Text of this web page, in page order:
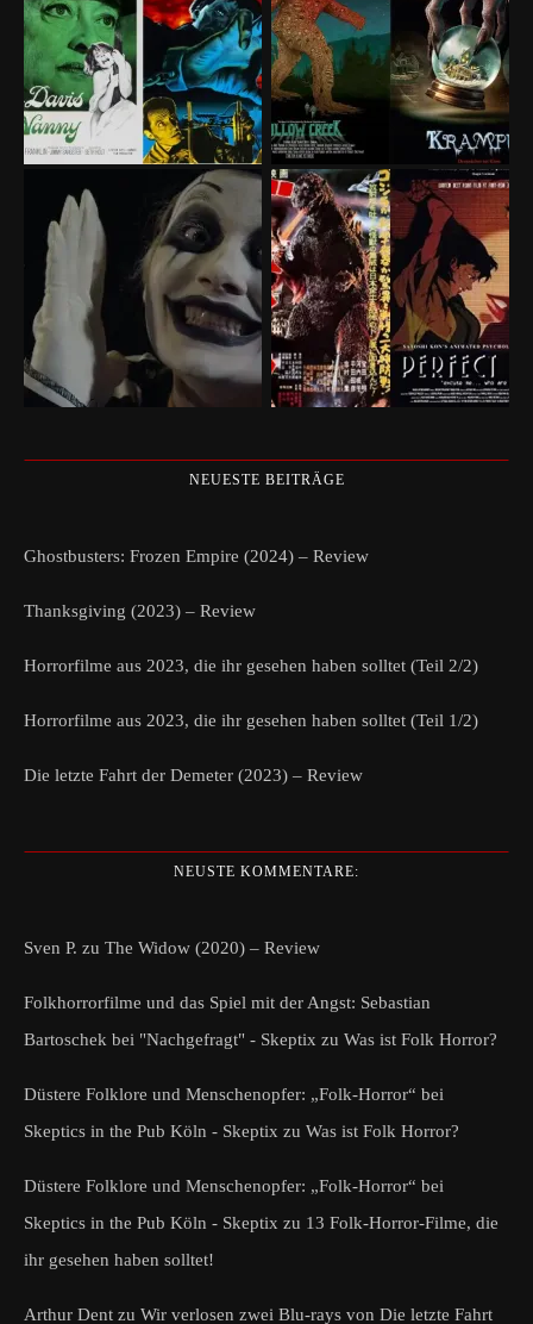
NEUESTE BEITRÄGE
Ghostbusters: Frozen Empire (2024) – Review
Thanksgiving (2023) – Review
Horrorfilme aus 2023, die ihr gesehen haben solltet (Teil 2/2)
Horrorfilme aus 2023, die ihr gesehen haben solltet (Teil 1/2)
Die letzte Fahrt der Demeter (2023) – Review
NEUSTE KOMMENTARE:
Sven P. zu The Widow (2020) – Review
Folkhorrorfilme und das Spiel mit der Angst: Sebastian
Bartoschek bei "Nachgefragt" - Skeptix zu Was ist Folk Horror?
Düstere Folklore und Menschenopfer: „Folk-Horror“ bei
Skeptics in the Pub Köln - Skeptix zu Was ist Folk Horror?
Düstere Folklore und Menschenopfer: „Folk-Horror“ bei
Skeptics in the Pub Köln - Skeptix zu 13 Folk-Horror-Filme, die
ihr gesehen haben solltet!
Arthur Dent zu Wir verlosen zwei Blu-rays von Die letzte Fahrt